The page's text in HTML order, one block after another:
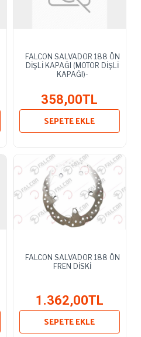
FALCON SALVADOR 188 ÖN
DİŞLİ KAPAĞI (MOTOR DİŞLİ
KAPAĞI)-
358,00TL
SEPETE EKLE
FALCON SALVADOR 188 ÖN
FREN DİSKİ
1.362,00TL
SEPETE EKLE